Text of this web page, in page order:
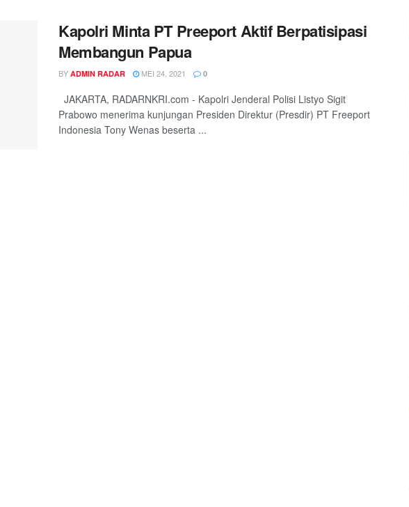
Kapolri Minta PT Preeport Aktif Berpatisipasi
Membangun Papua
BY ADMIN RADAR MEI 24, 2021 0
JAKARTA, RADARNKRI.com - Kapolri Jenderal Polisi Listyo Sigit
Prabowo menerima kunjungan Presiden Direktur (Presdir) PT Freeport
Indonesia Tony Wenas beserta ...